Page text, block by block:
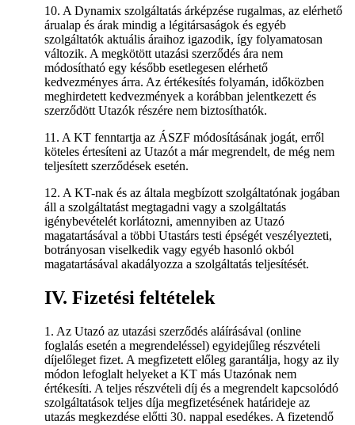
10. A Dynamix szolgáltatás árképzése rugalmas, az elérhető
árualap és árak mindig a légitársaságok és egyéb
szolgáltatók aktuális áraihoz igazodik, így folyamatosan
változik. A megkötött utazási szerződés ára nem
módosítható egy később esetlegesen elérhető
kedvezményes árra. Az értékesítés folyamán, időközben
meghirdetett kedvezmények a korábban jelentkezett és
szerződött Utazók részére nem biztosíthatók.
11. A KT fenntartja az ÁSZF módosításának jogát, erről
köteles értesíteni az Utazót a már megrendelt, de még nem
teljesített szerződések esetén.
12. A KT-nak és az általa megbízott szolgáltatónak jogában
áll a szolgáltatást megtagadni vagy a szolgáltatás
igénybevételét korlátozni, amennyiben az Utazó
magatartásával a többi Utastárs testi épségét veszélyezteti,
botrányosan viselkedik vagy egyéb hasonló okból
magatartásával akadályozza a szolgáltatás teljesítését.
IV. Fizetési feltételek
1. Az Utazó az utazási szerződés aláírásával (online
foglalás esetén a megrendeléssel) egyidejűleg részvételi
díjelőleget fizet. A megfizetett előleg garantálja, hogy az ily
módon lefoglalt helyeket a KT más Utazónak nem
értékesíti. A teljes részvételi díj és a megrendelt kapcsolódó
szolgáltatások teljes díja megfizetésének határideje az
utazás megkezdése előtti 30. nappal esedékes. A fizetendő